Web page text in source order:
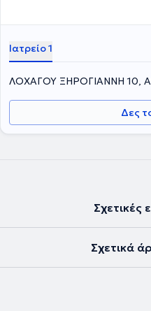
Ιατρείο 1
ΛΟΧΑΓΟΥ ΞΗΡΟΓΙΑΝΝΗ 10,
Δες
Σχετικές
Σχετικά